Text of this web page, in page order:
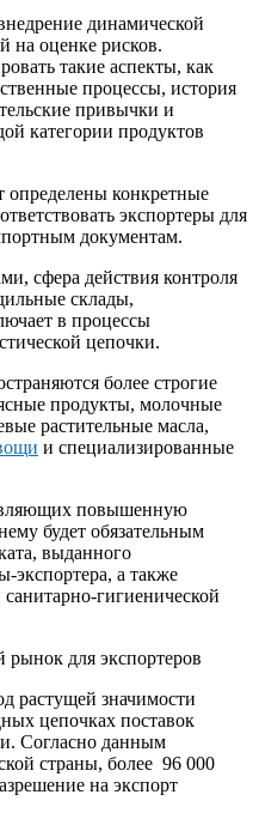
динамической
на оценке рисков.
такие аспекты, как
процессы, история
привычки и
категории продуктов
определены конкретные
экспортеры для
документам.
сфера действия контроля
склады,
в процессы
цепочки.
более строгие
продукты, молочные
растительные масла,
и специализированные
повышенную
будет обязательным
выданного
экспортера, а также
гигиенической
рынок для экспортеров
растущей значимости
цепочках поставок
Согласно данным
страны, более 96 000
на экспорт